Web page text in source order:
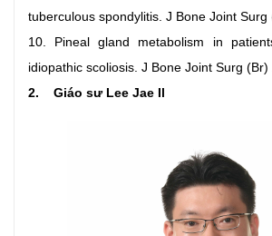
tuberculous spondylitis. J Bone Joint Surg
10. Pineal gland metabolism in
idiopathic scoliosis. J Bone Joint Surg (Br)
2. Giáo sư Lee Jae Il